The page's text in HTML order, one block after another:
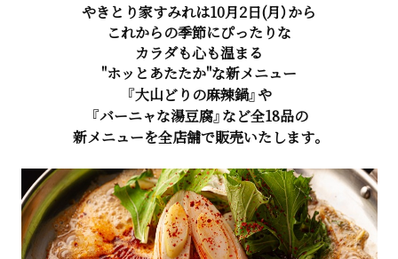
やきとり家すみれは10月2日(月）から
これからの季節にぴったりな
カラダも心も温まる
"ホッとあたたか"な新メニュー
『大山どりの麻辣鍋』や
『バーニャな湯豆腐』など全18品の
新メニューを全店舗で販売いたします。